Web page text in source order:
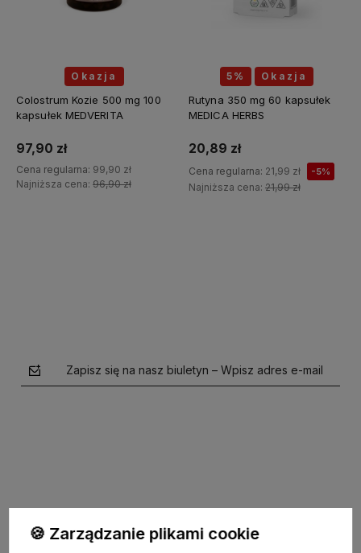
Okazja
Colostrum Kozie 500 mg 100
kapsułek MEDVERITA
97,90 zł
Cena regularna: 99,90 zł
Najniższa cena: 96,90 zł
5% Okazja
Rutyna 350 mg 60 kapsułek
MEDICA HERBS
20,89 zł
Cena regularna: 21,99 zł -5%
Najniższa cena: 21,99 zł
Zapisz się na nasz biuletyn – Wpisz adres e-mail
🍪 Zarządzanie plikami cookie